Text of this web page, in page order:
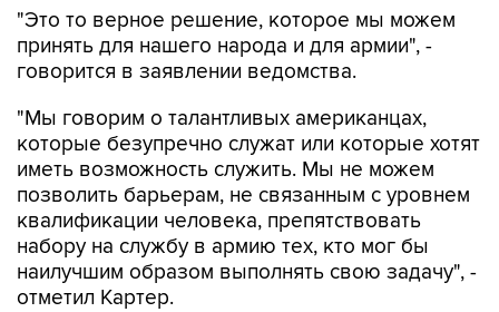
"Это то верное решение, которое мы можем
принять для нашего народа и для армии", -
говорится в заявлении ведомства.
"Мы говорим о талантливых американцах,
которые безупречно служат или которые хотят
иметь возможность служить. Мы не можем
позволить барьерам, не связанным с уровнем
квалификации человека, препятствовать
набору на службу в армию тех, кто мог бы
наилучшим образом выполнять свою задачу", -
отметил Картер.